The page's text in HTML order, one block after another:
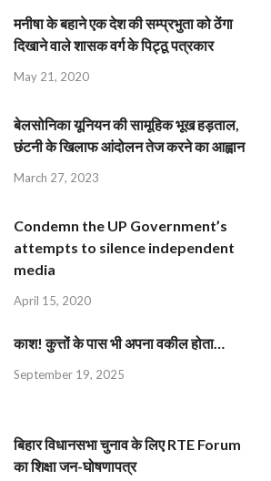
मनीषा के बहाने एक देश की सम्प्रभुता को ठेंगा
दिखाने वाले शासक वर्ग के पिट्ठू पत्रकार
May 21, 2020
बेलसोनिका यूनियन की सामूहिक भूख हड़ताल,
छंटनी के खिलाफ आंदोलन तेज करने का आह्वान
March 27, 2023
Condemn the UP Government’s
attempts to silence independent
media
April 15, 2020
काश! कुत्तों के पास भी अपना वकील होता…
September 19, 2025
बिहार विधानसभा चुनाव के लिए RTE Forum
का शिक्षा जन-घोषणापत्र